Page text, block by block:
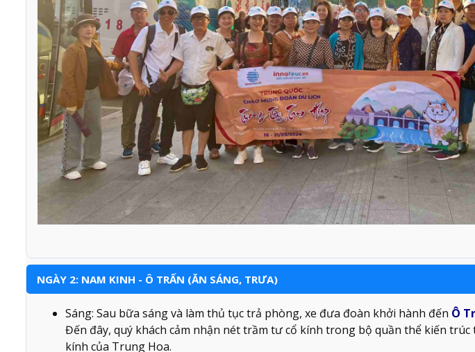
NGÀY 2: NAM KINH - Ô TRẤN (ĂN SÁNG, TRƯA)
Sáng: Sau bữa sáng và làm thủ tục trả phòng, xe đưa đoàn khởi hành đến Ô
Đến đây, quý khách cảm nhận nét trầm tư cổ kính trong bộ quần thể kiến
kính của Trung Hoa.